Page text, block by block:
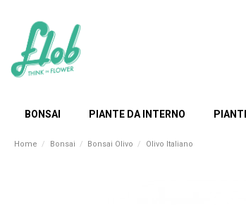
BONSAI PIANTE DA INTERNO
Home Bonsai Bonsai Olivo Olivo Italiano